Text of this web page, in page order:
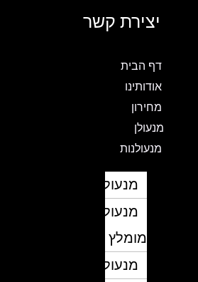
יצירת קשר
דף הבית
אודותינו
מחירון
מנעולן
מנעולנות
מנעולן
מנעולן
מומלץ
מנעולנים